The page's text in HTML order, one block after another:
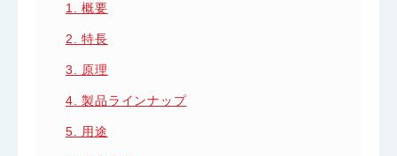
1. 概要
2. 特長
3. 原理
4. 製品ラインナップ
5. 用途